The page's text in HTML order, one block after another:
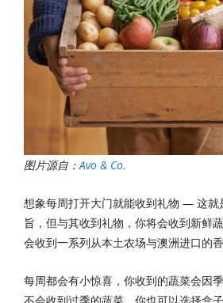
图片源自： Avo & Co.
想象每周打开大门就能收到礼物 — 这就
旨，但与其收到礼物，你将会收到新鲜
会收到一系列从本土农场与澳洲进口的香
每周都会有小惊喜，你收到的蔬菜会因